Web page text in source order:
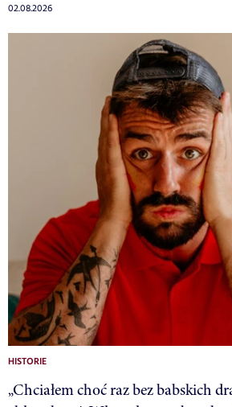
02.08.2026
HISTORIE
„Chciałem choć raz bez babskich